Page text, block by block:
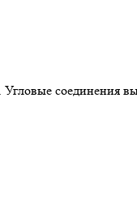
соединения